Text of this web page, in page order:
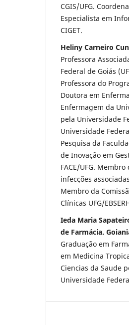
CGIS/UFG.
Especialista em
CIGET.
Heliny Carneiro
Professora
Federal de Goiás
Professora do
Doutora em
Enfermagem da
pela Universidade
Universidade
Pesquisa da
de Inovação em
FACE/UFG.
infecções
Membro da
Clínicas UFG/
Ieda Maria
de Farmácia.
Graduação em
em Medicina
Ciencias da Saude
Universidade